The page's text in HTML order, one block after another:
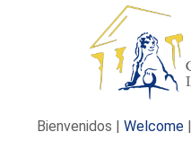
Bienvenidos | Welcome |